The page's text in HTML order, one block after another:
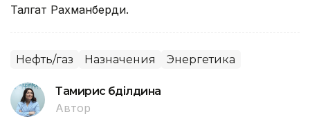
Талгат Рахманберди.
Нефть/газ Назначения Энергетика
Тамирис Әбділдина
Автор